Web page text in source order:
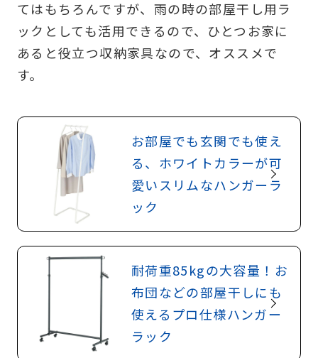
てはもちろんですが、雨の時の部屋干し用ラ
ックとしても活用できるので、ひとつお家に
あると役立つ収納家具なので、オススメで
す。
お部屋でも玄関でも使え
る、ホワイトカラーが可
愛いスリムなハンガーラ
ック
耐荷重85kgの大容量！お
布団などの部屋干しにも
使えるプロ仕様ハンガー
ラック